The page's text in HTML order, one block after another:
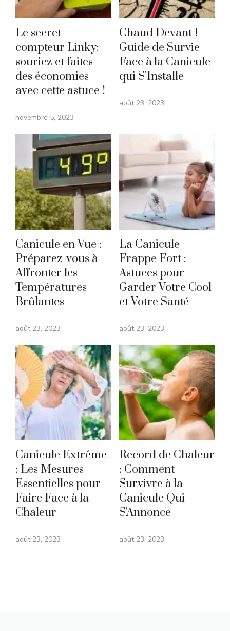
Le secret
compteur Linky:
souriez et faites
des économies
avec cette astuce !
novembre 5, 2023
Chaud Devant !
Guide de Survie
Face à la Canicule
qui S'Installe
août 23, 2023
Canicule en Vue :
Préparez-vous à
Affronter les
Températures
Brûlantes
août 23, 2023
La Canicule
Frappe Fort :
Astuces pour
Garder Votre Cool
et Votre Santé
août 23, 2023
Canicule Extrême
: Les Mesures
Essentielles pour
Faire Face à la
Chaleur
août 23, 2023
Record de Chaleur
: Comment
Survivre à la
Canicule Qui
S'Annonce
août 23, 2023